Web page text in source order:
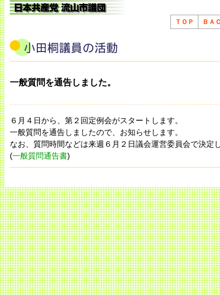
ＴＯＰ ＢＡ
一般質問を通告しました。
６月４日から、第２回定例会がスタートします。
一般質問を通告しましたので、お知らせします。
なお、質問時間などは来週６月２日議会運営委員会で決定
(一般質問通告書)